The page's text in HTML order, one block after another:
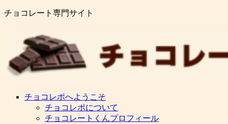
チョコレート専門サイト
チョコレポへようこそ
チョコレポについて
チョコレートくんプロフィール